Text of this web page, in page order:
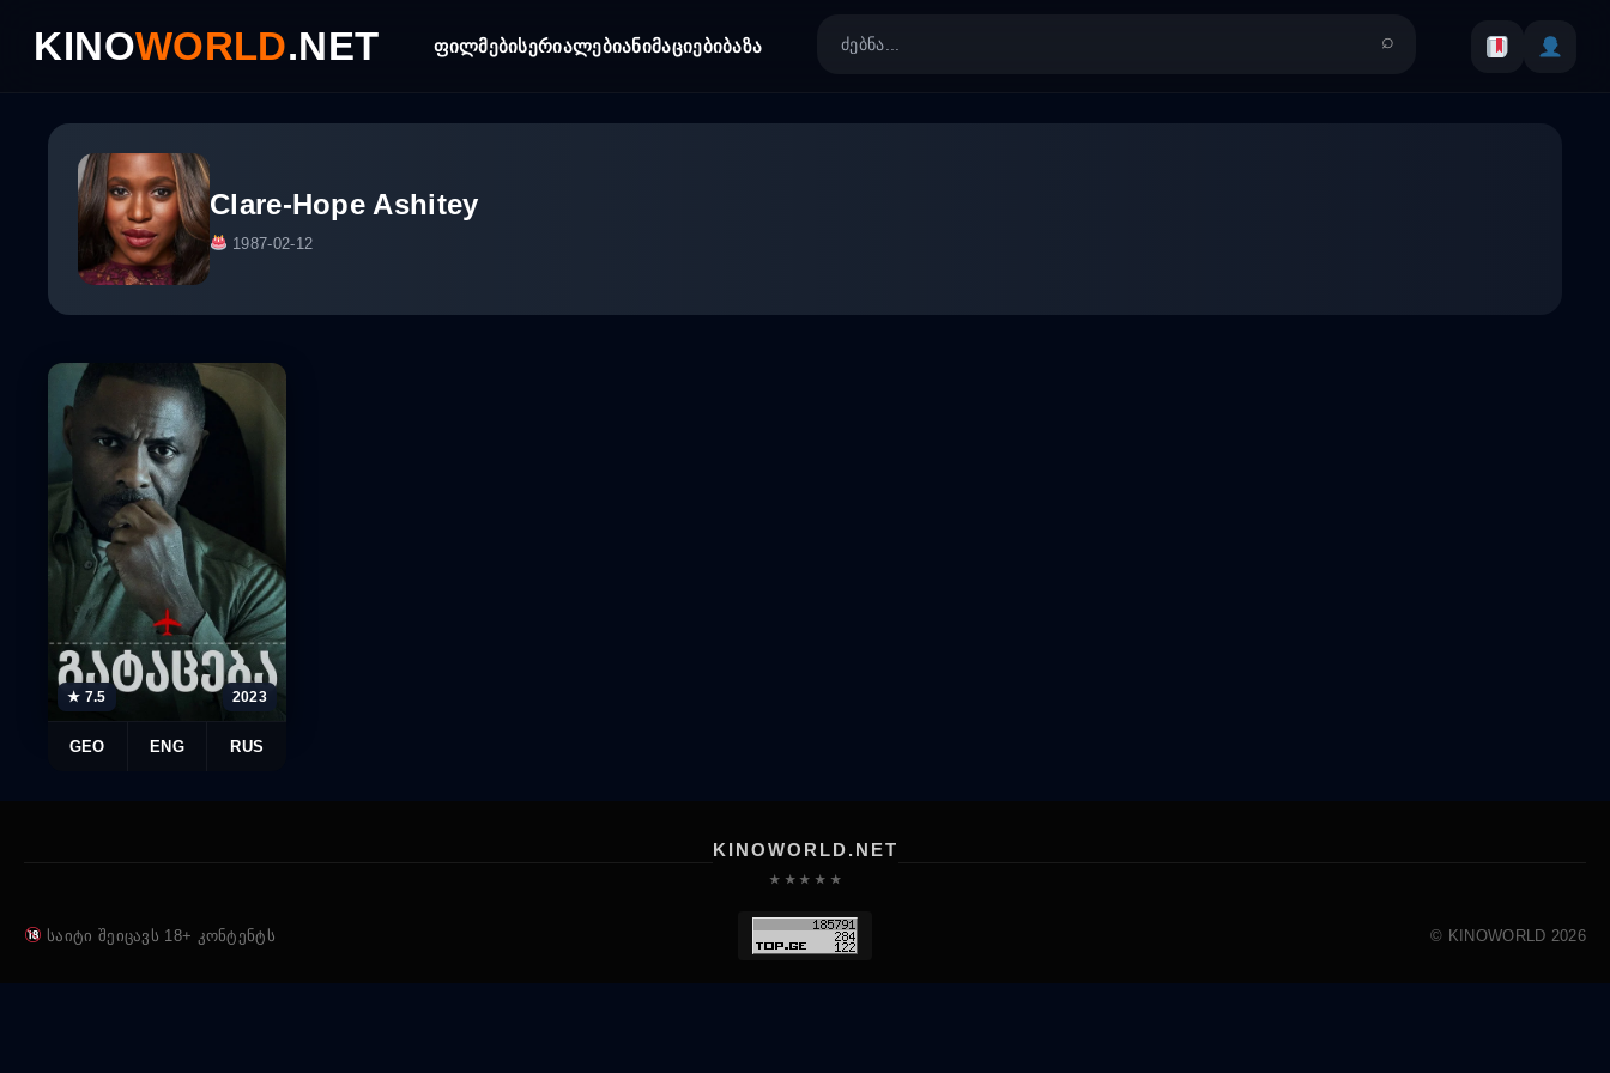
contentKINOWORLD.NET ფილმებისერიალებიანიმაციებიბაზა
Clare-Hope Ashitey
1987-02-12
★ 7.5 2023
GEO ENG RUS
KINOWORLD.NET
★ ★ ★ ★ ★
საიტი შეიცავს 18+ კონტენტს © KINOWORLD 2026